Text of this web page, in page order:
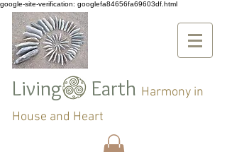
google-site-verification: googlefa84656fa69603df.html
Living Earth Harmony in
House and Heart